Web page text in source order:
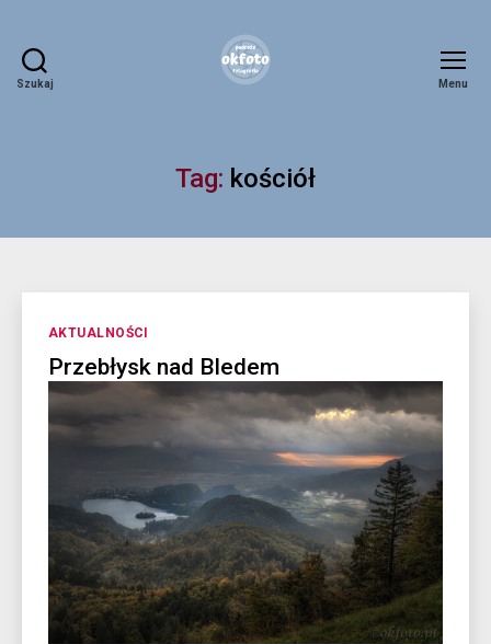
Szukaj Menu
Tag: kościół
Kategorie
AKTUALNOŚCI
Przebłysk nad Bledem